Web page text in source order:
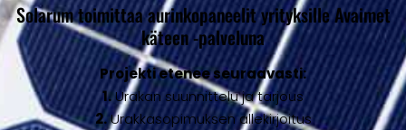
Solarum toimittaa aurinkopaneelit yrityksille Avaimet
käteen -palveluna
Projekti etenee seuraavasti:
1.Urakan suunnittelu ja tarjous
2.Urakkasopimuksen allekirjoitus